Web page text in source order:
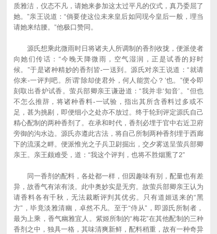
质雅洁，仪态不凡，请她来参加这太过平凡的仪式，真乃委屈了
她。”亲王说道：“倘要使这位未来皇后如同现今皇后一般，理当
请她来结腰。”他极口赞同。
源氏想乘此微雨时日将诸夫人所调制的香剂收拢，便派使者
向她们传话：“今晚天降微雨，空气湿润，正是试香的好时
候。”于是诸种精妙的香剂皆-一送到。源氏对亲王说道：“就请
你来-一评判吧。所谓‘除却使君外，何人能赏心？’也。”便令即
刻取出香炉试香。萤兵部卿亲王谦逊道：“我并非‘知音’。”但也
不怎么推辞，将诸种香料-一试验，指出其所含香料过多或不
足，甚为挑剔，即便细小之处亦不放过。终于轮到评定源氏自己
精心配制的两种香剂了。在承和时代，香剂必埋于官中右近卫府
旁御的沟水边。源氏亦遵此古法，将自己所制两种香剂埋于西廊
下的流溪之畔。便派惟光之子兵卫尉掘出，交夕雾送呈萤兵部卿
亲王。亲王颇难受，道：“我这个评判，也将不胜烟熏了2”
同一香剂的配料，各处都一样，但因趣味有别，配量也有差
异，故香气有浓有淡。此中奥妙实是无穷。故萤兵部卿亲王认为
请香料各有千秋，无法裁断评判其优劣。只有道姬送来的“黑
方”，毕竟淡雅清幽，卓然不凡。至于“侍从”，即源氏所制者，
最为上乘，香气幽雅宜人。紫姬所制的“梅花”在其他配制的三种
香剂之中，独具一格，其味清爽新鲜，配料稍重，故有一种奇异